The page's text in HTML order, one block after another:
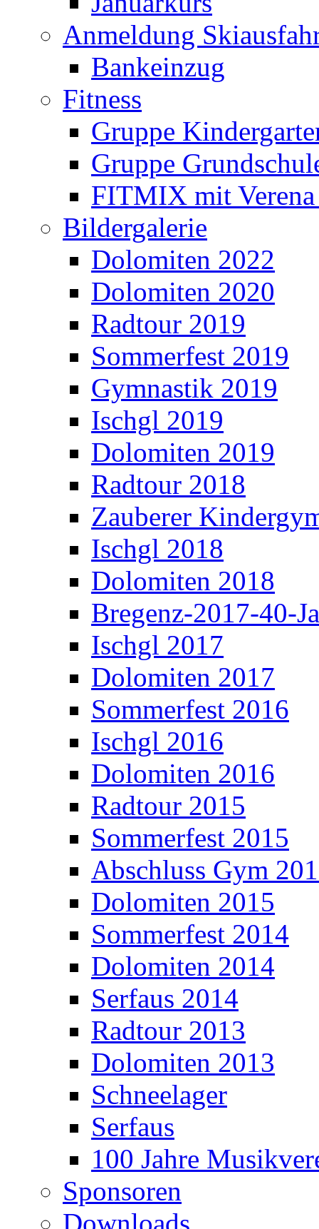
Anmeldung
Bankeinzug
Fitness
Gruppe
Gruppe
FITMIX mit
Bildergalerie
Dolomiten 2022
Dolomiten 2020
Radtour 2019
Sommerfest 2019
Gymnastik 2019
Ischgl 2019
Dolomiten 2019
Radtour 2018
Zauberer
Ischgl 2018
Dolomiten 2018
Bregenz-2017-40-
Ischgl 2017
Dolomiten 2017
Sommerfest 2016
Ischgl 2016
Dolomiten 2016
Radtour 2015
Sommerfest 2015
Abschluss Gym
Dolomiten 2015
Sommerfest 2014
Dolomiten 2014
Serfaus 2014
Radtour 2013
Dolomiten 2013
Schneelager
Serfaus
100 Jahre
Sponsoren
Downloads